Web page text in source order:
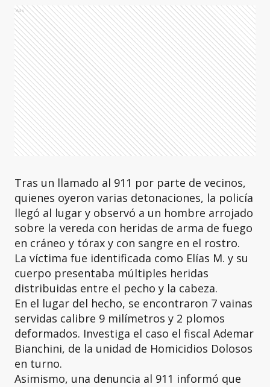
Ads
Tras un llamado al 911 por parte de vecinos,
quienes oyeron varias detonaciones, la policía
llegó al lugar y observó a un hombre arrojado
sobre la vereda con heridas de arma de fuego
en cráneo y tórax y con sangre en el rostro.
La víctima fue identificada como Elías M. y su
cuerpo presentaba múltiples heridas
distribuidas entre el pecho y la cabeza.
En el lugar del hecho, se encontraron 7 vainas
servidas calibre 9 milímetros y 2 plomos
deformados. Investiga el caso el fiscal Ademar
Bianchini, de la unidad de Homicidios Dolosos
en turno.
Asimismo, una denuncia al 911 informó que